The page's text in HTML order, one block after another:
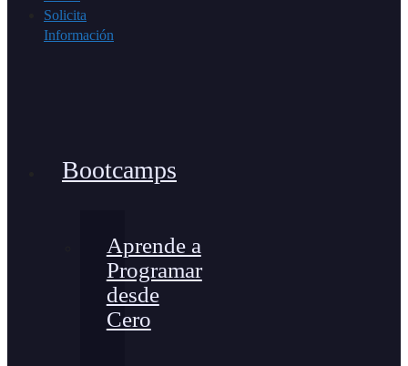
Solicita
Información
Bootcamps
Aprende a
Programar
desde
Cero